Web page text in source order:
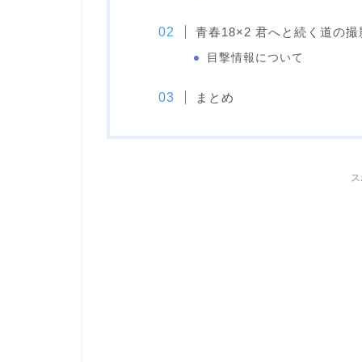
青春18×2 君へと続く道の撮
目撃情報について
まとめ